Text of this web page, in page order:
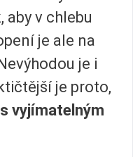
aby v chlebu
je ale na
je i
je proto,
s vyjímatelným